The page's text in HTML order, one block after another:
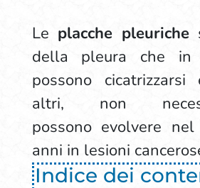
Le placche pleuriche
della pleura che in
possono
altri, non
possono evolvere
anni in lesioni
Indice dei